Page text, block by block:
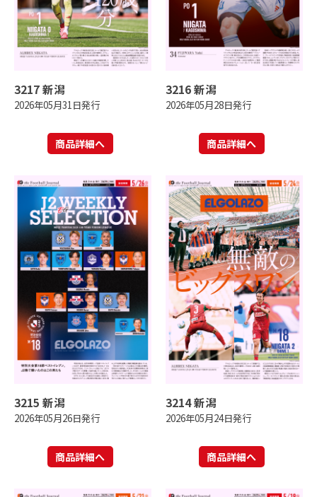
3217 新潟
2026年05月31日発行
商品詳細へ
3216 新潟
2026年05月28日発行
商品詳細へ
3215 新潟
2026年05月26日発行
商品詳細へ
3214 新潟
2026年05月24日発行
商品詳細へ